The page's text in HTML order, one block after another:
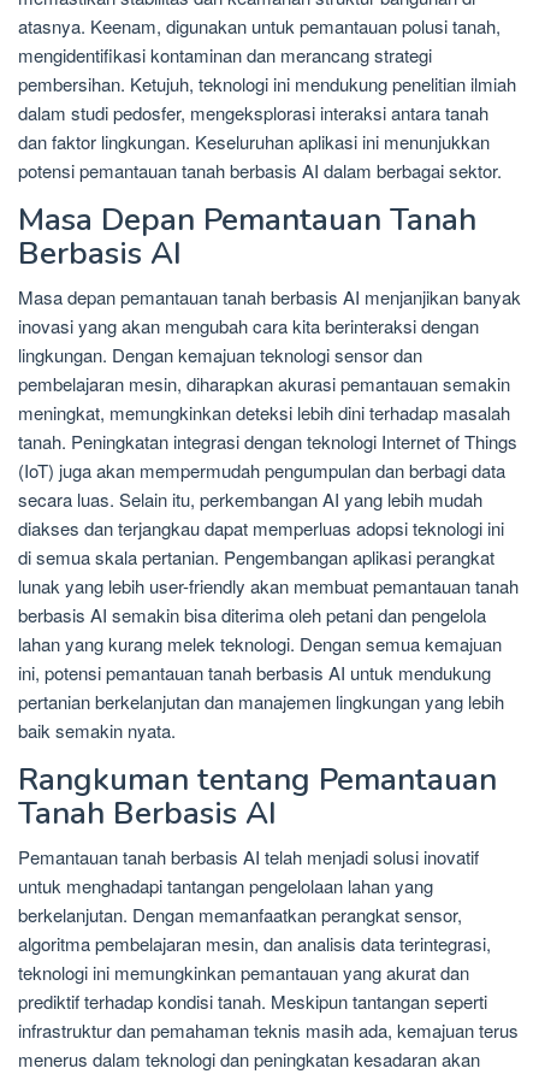
atasnya. Keenam, digunakan untuk pemantauan polusi tanah,
mengidentifikasi kontaminan dan merancang strategi
pembersihan. Ketujuh, teknologi ini mendukung penelitian ilmiah
dalam studi pedosfer, mengeksplorasi interaksi antara tanah
dan faktor lingkungan. Keseluruhan aplikasi ini menunjukkan
potensi pemantauan tanah berbasis AI dalam berbagai sektor.
Masa Depan Pemantauan Tanah
Berbasis AI
Masa depan pemantauan tanah berbasis AI menjanjikan banyak
inovasi yang akan mengubah cara kita berinteraksi dengan
lingkungan. Dengan kemajuan teknologi sensor dan
pembelajaran mesin, diharapkan akurasi pemantauan semakin
meningkat, memungkinkan deteksi lebih dini terhadap masalah
tanah. Peningkatan integrasi dengan teknologi Internet of Things
(IoT) juga akan mempermudah pengumpulan dan berbagi data
secara luas. Selain itu, perkembangan AI yang lebih mudah
diakses dan terjangkau dapat memperluas adopsi teknologi ini
di semua skala pertanian. Pengembangan aplikasi perangkat
lunak yang lebih user-friendly akan membuat pemantauan tanah
berbasis AI semakin bisa diterima oleh petani dan pengelola
lahan yang kurang melek teknologi. Dengan semua kemajuan
ini, potensi pemantauan tanah berbasis AI untuk mendukung
pertanian berkelanjutan dan manajemen lingkungan yang lebih
baik semakin nyata.
Rangkuman tentang Pemantauan
Tanah Berbasis AI
Pemantauan tanah berbasis AI telah menjadi solusi inovatif
untuk menghadapi tantangan pengelolaan lahan yang
berkelanjutan. Dengan memanfaatkan perangkat sensor,
algoritma pembelajaran mesin, dan analisis data terintegrasi,
teknologi ini memungkinkan pemantauan yang akurat dan
prediktif terhadap kondisi tanah. Meskipun tantangan seperti
infrastruktur dan pemahaman teknis masih ada, kemajuan terus
menerus dalam teknologi dan peningkatan kesadaran akan